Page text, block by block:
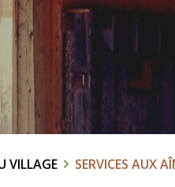
VILLAGE SERVICES AUX